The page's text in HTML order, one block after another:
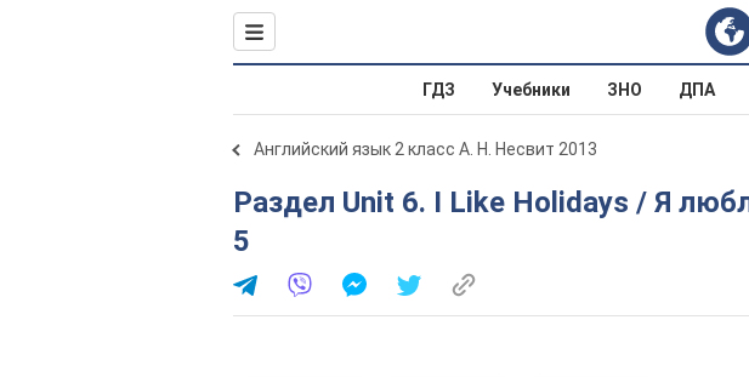
ГДЗ Учебники ЗНО ДПА
Английский язык 2 класс А. Н. Несвит 2013
Раздел Unit 6. I Like Holidays / Я люблю свята. Lesson
5